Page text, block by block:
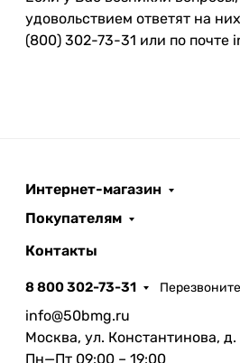
удовольствием ответят на
(800) 302-73-31 или по почте
Интернет-магазин
Покупателям
Контакты
8 800 302-73-31
info@50bmg.ru
Москва, ул. Константинова, д.
Пн—Пт 09:00 – 19:00